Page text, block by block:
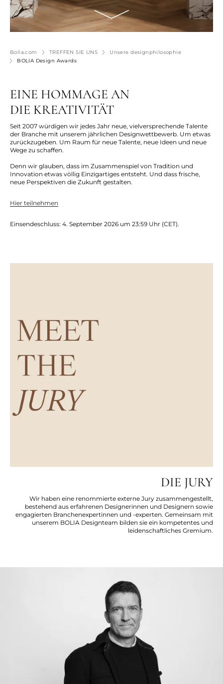
Bolia.com TREFFEN SIE UNS
Unsere designphilosophie
BOLIA Design Awards
EINE HOMMAGE AN
DIE KREATIVITÄT
Seit 2007 würdigen wir jedes Jahr neue, vielversprechende Talente
der Branche mit unserem jährlichen Designwettbewerb. Um etwas
zurückzugeben. Um Raum für neue Talente, neue Ideen und neue
Wege zu schaffen.
Denn wir glauben, dass im Zusammenspiel von Tradition und
Innovation etwas völlig Einzigartiges entsteht. Und dass frische,
neue Perspektiven die Zukunft gestalten.
Hier teilnehmen
Einsendeschluss: 4. September 2026 um 23:59 Uhr (CET).
DIE JURY
Wir haben eine renommierte externe Jury zusammengestellt,
bestehend aus erfahrenen Designerinnen und Designern sowie
engagierten Branchenexpertinnen und -experten. Gemeinsam mit
unserem BOLIA Designteam bilden sie ein kompetentes und
leidenschaftliches Gremium.